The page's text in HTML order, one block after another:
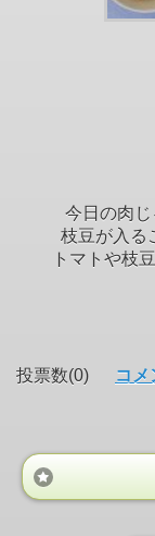
今日の肉
枝豆が入る
トマトや枝
投票数(0) コメ